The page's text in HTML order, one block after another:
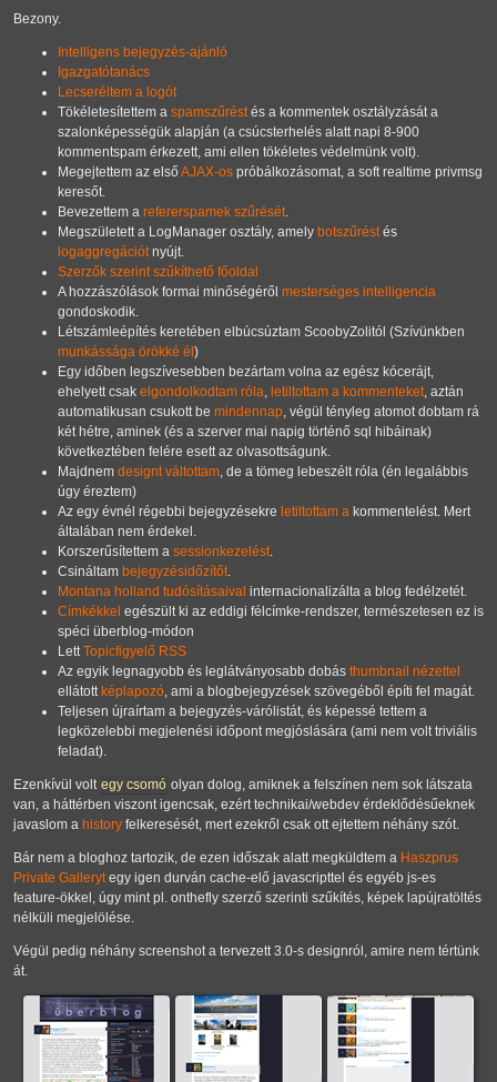
Bezony.
Intelligens bejegyzés-ajánló
Igazgatótanács
Lecseréltem a logót
Tökéletesítettem a spamszűrést és a kommentek osztályzását a
szalonképességük alapján (a csúcsterhelés alatt napi 8-900
kommentspam érkezett, ami ellen tökéletes védelmünk volt).
Megejtettem az első AJAX-os próbálkozásomat, a soft realtime privmsg
keresőt.
Bevezettem a refererspamek szűrését
Megszületett a LogManager osztály, amely botszűrést és
logaggregációt nyújt.
Szerzők szerint szűkíthető főoldal
A hozzászólások formai minőségéről mesterséges intelligencia
gondoskodik.
Létszámleépítés keretében elbúcsúztam ScoobyZolitól (Szívünkben
munkássága örökké él)
Egy időben legszívesebben bezártam volna az egész kócerájt,
ehelyett csak elgondolkodtam róla letiltottam a kommenteket , aztán
automatikusan csukott be mindennap , végül tényleg atomot dobtam rá
két hétre, aminek (és a szerver mai napig történő sql hibáinak)
következtében felére esett az olvasottságunk.
Majdnem designt váltottam , de a tömeg lebeszélt róla (én legalábbis
úgy éreztem)
Az egy évnél régebbi bejegyzésekre letiltottam a kommentelést. Mert
általában nem érdekel.
Korszerűsítettem a sessionkezelést
Csináltam bejegyzésidőzítőt
Montana holland tudósításaival internacionalizálta a blog fedélzetét.
Címkékkel egészült ki az eddigi félcímke-rendszer, természetesen ez is
spéci überblog-módon
Lett Topicfigyelő RSS
Az egyik legnagyobb és leglátványosabb dobás thumbnail nézettel
ellátott képlapozó , ami a blogbejegyzések szövegéből építi fel magát.
Teljesen újraírtam a bejegyzés-várólistát, és képessé tettem a
legközelebbi megjelenési időpont megjóslására (ami nem volt triviális
feladat).
Ezenkívül volt egy csomó olyan dolog, amiknek a felszínen nem sok látszata
van, a háttérben viszont igencsak, ezért technikai/webdev érdeklődésűeknek
javaslom a history felkeresését, mert ezekről csak ott ejtettem néhány szót.
Bár nem a bloghoz tartozik, de ezen időszak alatt megküldtem a Haszprus
Private Galleryt egy igen durván cache-elő javascripttel és egyéb js-es
feature-ökkel, úgy mint pl. onthefly szerző szerinti szűkítés, képek lapújratöltés
nélküli megjelölése.
Végül pedig néhány screenshot a tervezett 3.0-s designról, amire nem tértünk
át.